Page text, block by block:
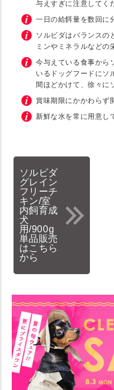
与えすぎに注意してく
一日の給餌量を数回に
ソルビダはバランスの
ミンやミネラルなどの
今与えている食事から
いるドッグフードにソ
間ほどかけて、徐々に
賞味期限にかかわらず
新鮮な水を常に用意し
ソルビダ
グレイン
フリーチ
キン/室
内飼育成
犬
用/900g
単品販売
はこちら
から